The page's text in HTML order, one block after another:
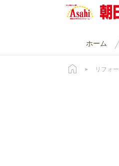
ホーム
リフォ